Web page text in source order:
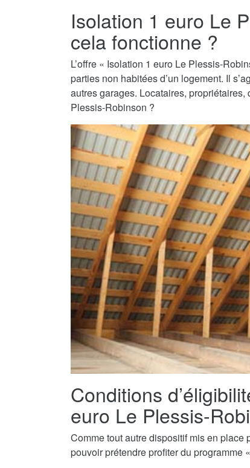
Isolation 1 euro Le
cela fonctionne ?
L’offre « Isolation 1 euro Le Plessis-
parties non habitées d’un logement. Il
autres garages. Locataires,
Plessis-Robinson ?
Conditions
euro Le Plessis-
Comme tout autre dispositif mis en place
pouvoir prétendre profiter du programme